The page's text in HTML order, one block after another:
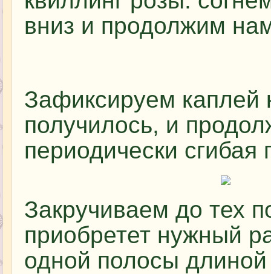
вниз и продолжим
Зафиксируем каплей
получилось, и
периодически сгибая
Закручиваем до тех
приобретет нужный
одной полосы